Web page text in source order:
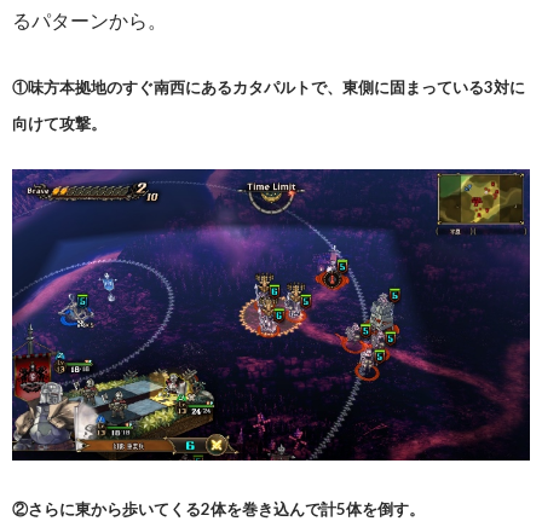
るパターンから。
①味方本拠地のすぐ南西にあるカタパルトで、東側に固まっている3対に
向けて攻撃。
②さらに東から歩いてくる2体を巻き込んで計5体を倒す。